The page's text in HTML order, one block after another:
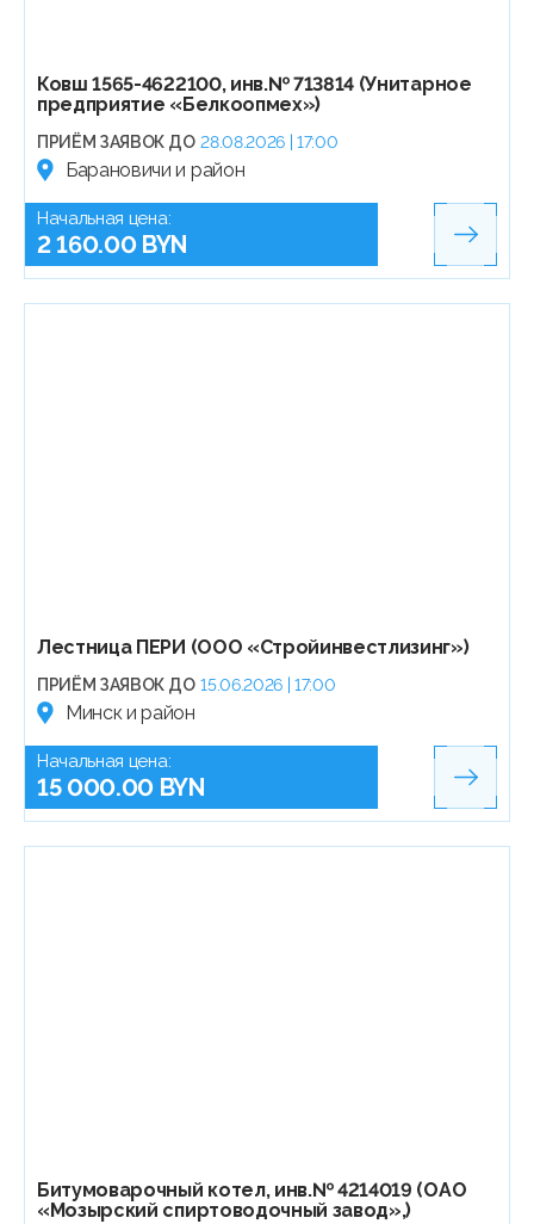
Ковш 1565-4622100, инв.№ 713814 (Унитарное
предприятие «Белкоопмех»)
ПРИЁМ ЗАЯВОК ДО 28.08.2026 | 17:00
Барановичи и район
Начальная цена:
2 160.00 BYN
Лестница ПЕРИ (ООО «Стройинвестлизинг»)
ПРИЁМ ЗАЯВОК ДО 15.06.2026 | 17:00
Минск и район
Начальная цена:
15 000.00 BYN
Битумоварочный котел, инв.№ 4214019 (ОАО
«Мозырский спиртоводочный завод»,)